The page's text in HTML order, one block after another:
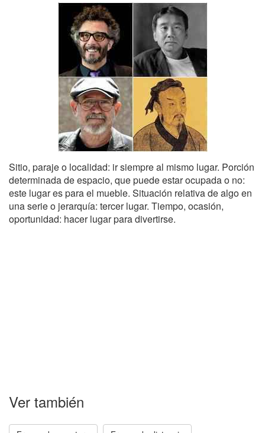
Sitio, paraje o localidad: ir siempre al mismo lugar. Porción
determinada de espacio, que puede estar ocupada o no:
este lugar es para el mueble. Situación relativa de algo en
una serie o jerarquía: tercer lugar. Tiempo, ocasión,
oportunidad: hacer lugar para divertirse.
Ver también